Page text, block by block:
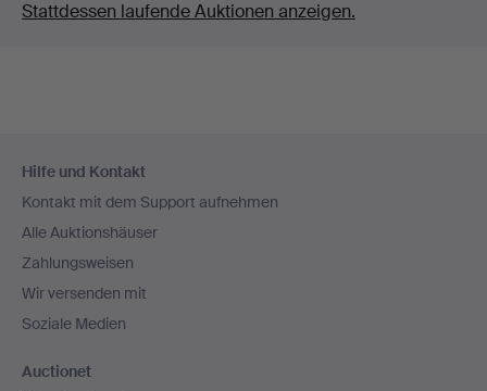
Stattdessen laufende Auktionen anzeigen.
Navigation
Hilfe und Kontakt
Kontakt mit dem Support aufnehmen
Alle Auktionshäuser
Zahlungsweisen
Wir versenden mit
Soziale Medien
Auctionet